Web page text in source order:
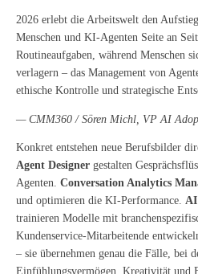
2026 erlebt die Arbeitswelt den
Menschen und KI-Agenten Seite an
Routineaufgaben, während Menschen
verlagern – das Management von
ethische Kontrolle und strategische
— CMM360 / Sören Michl, VP AI
Konkret entstehen neue Berufsbilder
Agent Designer gestalten
Agenten. Conversation Analytics
und optimieren die KI-Performance. AI
trainieren Modelle mit
Kundenservice-Mitarbeitende
– sie übernehmen genau die Fälle, bei
Einfühlungsvermögen, Kreativität und